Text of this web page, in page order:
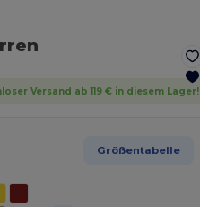
Versand ab 119 € in diesem Lager!
Größentabelle